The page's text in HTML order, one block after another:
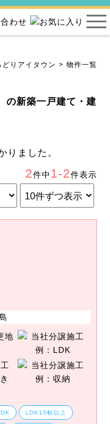
どりアイタウン 物件一覧
の新築一戸建て・建
りました。
2件中1-2件表示
LDK15帖以上